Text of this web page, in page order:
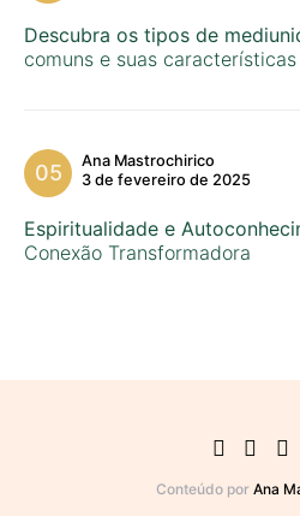
Descubra os tipos de
comuns e suas características
Ana Mastrochirico
3 de fevereiro de 2025
Espiritualidade e
Conexão Transformadora
Conteúdo por Ana